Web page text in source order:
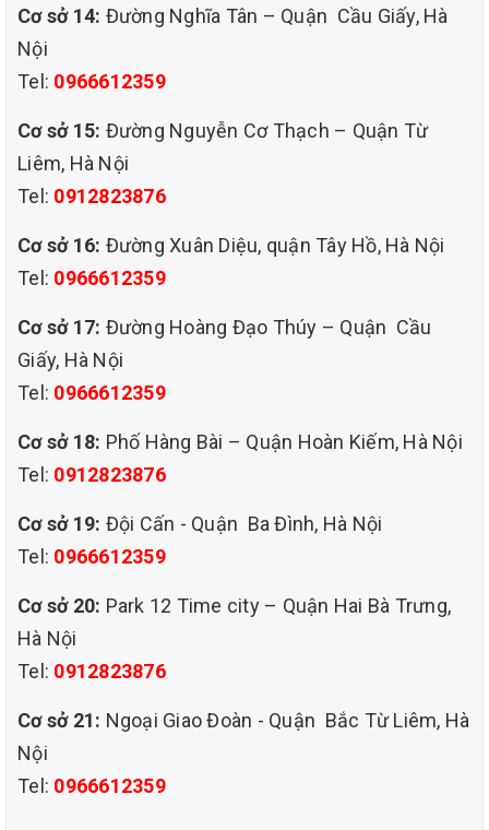
tại HÀ NỘI nhanh, hiệu quả nhất với giá cả vô cùng phù
hợp. Sử dụng công nghệ hiện đại và phương giáp giặt ghế
sofa tại nhà chất lượng hàng đầu của chúng tôi.
QHT VIỆT NAM cam kết dịch vụ giặt ghế sofa tại nhà ở
QUẬN TÂY HỒ HÀ NỘI của chúng tôi có thể giúp bạn làm
sạch chiếc ghế nhanh và hiệu quả nhất, đảm bảo sức khoẻ
cho cả gia đình. Mang đến chất lượng dịch vụ giặt ghế
khách hàng. QHT VIỆT NAM là đơn vị hàng đầu được các
khách hàng ưu tiên sử dụng các dịch vụ vệ sinh mỗi khi có
nhu cầu. Liên hệ ngay CÔNG TY TNHH QHT VIỆT
NAM để được nhân viên tư vấn và báo giá chính xác ngay
Cơ sở 14: Đường Nghĩa Tân – Quận Cầu Giấy, Hà
Nội
Tel: 0966612359
Cơ sở 15: Đường Nguyễn Cơ Thạch – Quận Từ
Liêm, Hà Nội
Tel: 0912823876
Cơ sở 16: Đường Xuân Diệu, quận Tây Hồ, Hà Nội
Tel: 0966612359
Cơ sở 17: Đường Hoàng Đạo Thúy – Quận Cầu
Giấy, Hà Nội
Tel: 0966612359
Cơ sở 18: Phố Hàng Bài – Quận Hoàn Kiếm, Hà Nội
Tel: 0912823876
Cơ sở 19: Đội Cấn - Quận Ba Đình, Hà Nội
Tel: 0966612359
Cơ sở 20: Park 12 Time city – Quận Hai Bà Trưng,
Hà Nội
Tel: 0912823876
Cơ sở 21: Ngoại Giao Đoàn - Quận Bắc Từ Liêm, Hà
Nội
Tel: 0966612359